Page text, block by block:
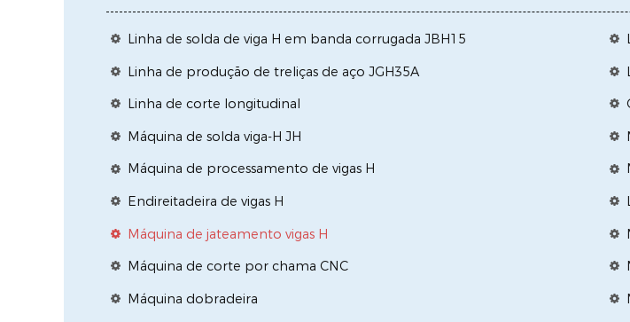
Linha de solda de viga H em banda corrugada JBH15
Linha de produção de treliças de aço JGH35A
Linha de corte longitudinal
Máquina de solda viga-H JH
Máquina de processamento de vigas H
Endireitadeira de vigas H
Máquina de jateamento vigas H
Máquina de corte por chama CNC
Máquina dobradeira